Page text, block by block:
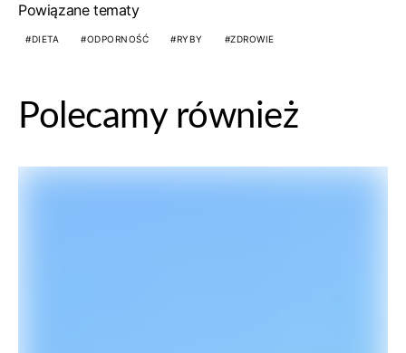
Powiązane tematy
DIETA ODPORNOŚĆ RYBY ZDROWIE
Polecamy również